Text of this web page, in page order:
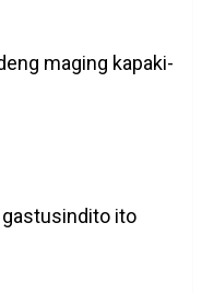
maging kapaki-
gastusindito ito